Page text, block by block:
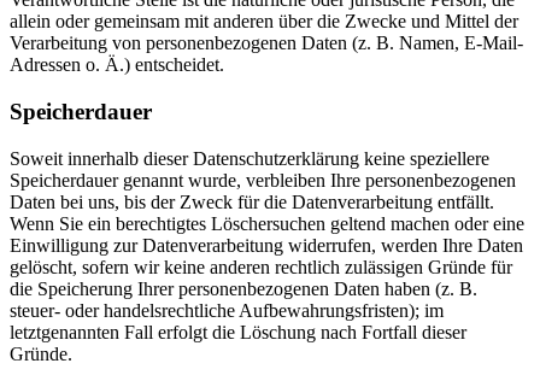
allein oder gemeinsam mit anderen über die Zwecke und Mittel der
Verarbeitung von personenbezogenen Daten (z. B. Namen, E-Mail-
Adressen o. Ä.) entscheidet.
Speicherdauer
Soweit innerhalb dieser Datenschutzerklärung keine speziellere
Speicherdauer genannt wurde, verbleiben Ihre personenbezogenen
Daten bei uns, bis der Zweck für die Datenverarbeitung entfällt.
Wenn Sie ein berechtigtes Löschersuchen geltend machen oder eine
Einwilligung zur Datenverarbeitung widerrufen, werden Ihre Daten
gelöscht, sofern wir keine anderen rechtlich zulässigen Gründe für
die Speicherung Ihrer personenbezogenen Daten haben (z. B.
steuer- oder handelsrechtliche Aufbewahrungsfristen); im
letztgenannten Fall erfolgt die Löschung nach Fortfall dieser
Gründe.